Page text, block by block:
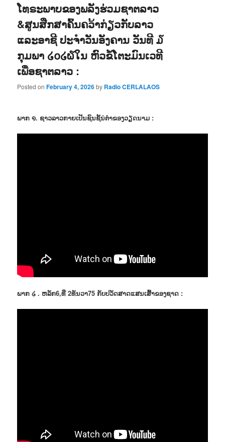
ໂທຣະພາບຂອງພລັງຮ່ວມຊາຕລາວ
&ສູນສືກສາຄົ້ນຄວ້າກ່ຽວກັບລາວ
ແລະອາຊີ ປະຈຳວັນອັງຄານ ວັນທີ ໓
ກຸມພາ ໒໐໒໖ໃນ ຫົວຂໍ້ໂຕະມົນເວທີ
ເພື່ອຊາຕລາວ :
Posted onFebruary 4, 2026by Radio CERLALAOS
ພາກ ໑. ຊາວລາວກາຍເປັນຊົນຊັ້ນ່ຕຳຂອງວຽດນາມ :
ພາກ ໒ . ຫລັກ6,ທີ່ 2ທັນວາ75 ກັບປວັດສາດແສນເສົ້າຂອງຊາດ :